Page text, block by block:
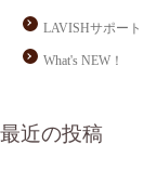
LAVISHサポート
What's NEW！
最近の投稿